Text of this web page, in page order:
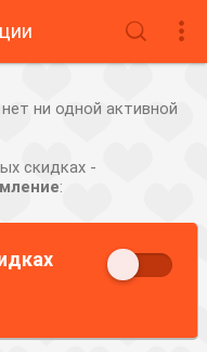
 
нет ни одной активной
скидках -
: